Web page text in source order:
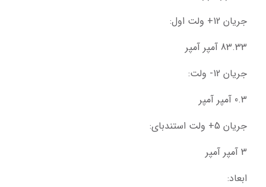
جریان 12+ ولت اول:
83.33 آمپر آمپر
جریان 12- ولت:
0.3 آمپر آمپر
جریان 5+ ولت استندبای:
3 آمپر آمپر
ابعاد: